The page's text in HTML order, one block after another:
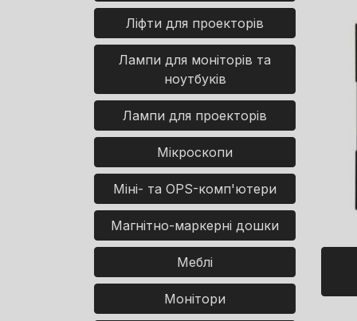
Ліфти для проекторів
Лампи для моніторів та
ноутбуків
Лампи для проекторів
Мікроскопи
Міні- та OPS-комп'ютери
Магнітно-маркерні дошки
Меблі
Монітори